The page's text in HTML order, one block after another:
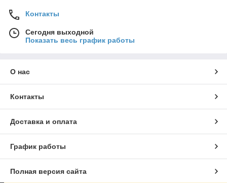
Контакты
Сегодня выходной
Показать весь график работы
О нас
Контакты
Доставка и оплата
График работы
Полная версия сайта